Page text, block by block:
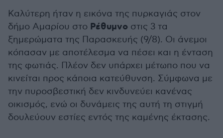
Καλύτερη ήταν η εικόνα της πυρκαγιάς στον
δήμο Αμαρίου στο Ρέθυμνο στις 3 τα
ξημερώματα της Παρασκευής (9/8). Οι άνεμοι
κόπασαν με αποτέλεσμα να πέσει και η ένταση
της φωτιάς. Πλέον δεν υπάρχει μέτωπο που να
κινείται προς κάποια κατεύθυνση. Σύμφωνα με
την πυροσβεστική δεν κινδυνεύει κανένας
οικισμός, ενώ οι δυνάμεις της αυτή τη στιγμή
δουλεύουν εστίες εντός της καμένης έκτασης.